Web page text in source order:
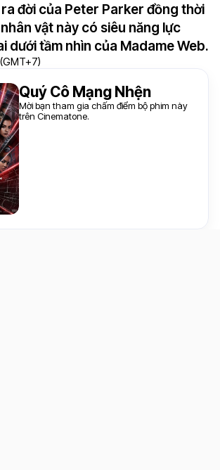
đời của Peter Parker đồng thời
vật này có siêu năng lực
dưới tầm nhìn của Madame Web.
Quý Cô Mạng Nhện
Mời bạn tham gia chấm điểm bộ phim này
trên Cinematone.